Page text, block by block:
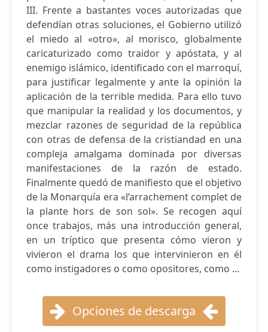
III. Frente a bastantes voces autorizadas que
defendían otras soluciones, el Gobierno utilizó
el miedo al «otro», al morisco, globalmente
caricaturizado como traidor y apóstata, y al
enemigo islámico, identificado con el marroquí,
para justificar legalmente y ante la opinión la
aplicación de la terrible medida. Para ello tuvo
que manipular la realidad y los documentos, y
mezclar razones de seguridad de la república
con otras de defensa de la cristiandad en una
compleja amalgama dominada por diversas
manifestaciones de la razón de estado.
Finalmente quedó de manifiesto que el objetivo
de la Monarquía era «l’arrachement complet de
la plante hors de son sol». Se recogen aquí
once trabajos, más una introducción general,
en un tríptico que presenta cómo vieron y
vivieron el drama los que intervinieron en él
como instigadores o como opositores, como ...
Opciones de descarga